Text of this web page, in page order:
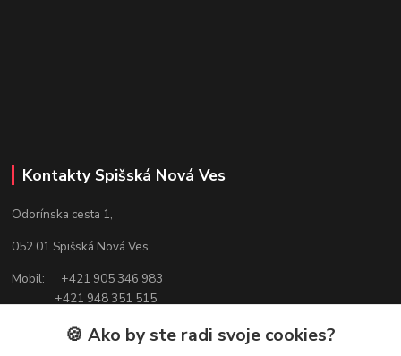
Kontakty Spišská Nová Ves
Odorínska cesta 1,
052 01 Spišská Nová Ves
Mobil: +421 905 346 983
+421 948 351 515
adamoilsnv@gmail.com
🍪 Ako by ste radi svoje cookies?